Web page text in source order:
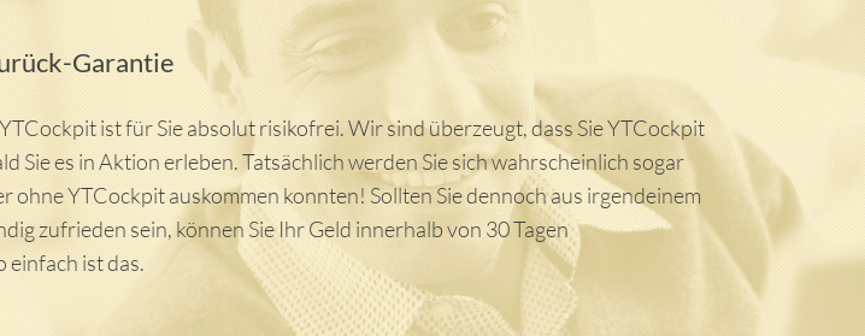
Garantie
ist für Sie absolut risikofrei. Wir sind überzeugt, dass Sie YTCockpit
Sie es in Aktion erleben. Tatsächlich werden Sie sich wahrscheinlich sogar
ohne YTCockpit auskommen konnten! Sollten Sie dennoch aus irgendeinem
zufrieden sein, können Sie Ihr Geld innerhalb von 30 Tagen
einfach ist das.